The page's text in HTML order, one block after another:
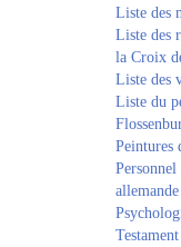
Liste des
Liste des
la Croix
Liste des
Liste du
allemande